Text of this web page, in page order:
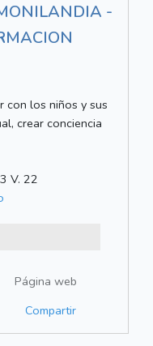
-
con los niños y sus
crear conciencia
V. 22
Página web
Compartir